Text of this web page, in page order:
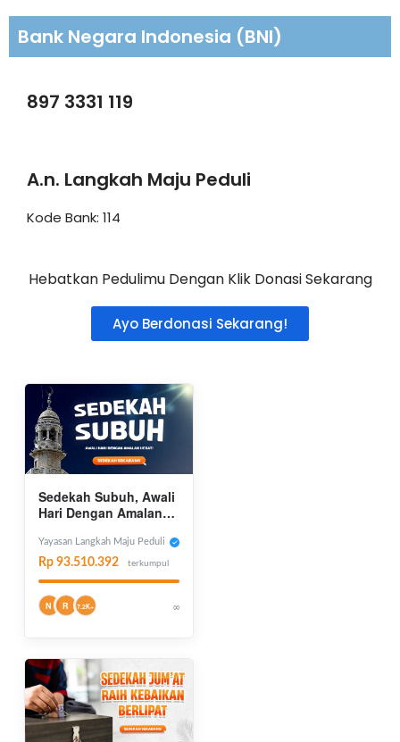
Bank Negara Indonesia (BNI)
897 3331 119
A.n. Langkah Maju Peduli
Kode Bank: 114
Hebatkan Pedulimu Dengan Klik Donasi Sekarang
Ayo Berdonasi Sekarang!
Sedekah Subuh, Awali
Hari Dengan Amalan
Yayasan Langkah Maju Peduli
Rp 93.510.392 terkumpul
N R 7.2K+ ∞